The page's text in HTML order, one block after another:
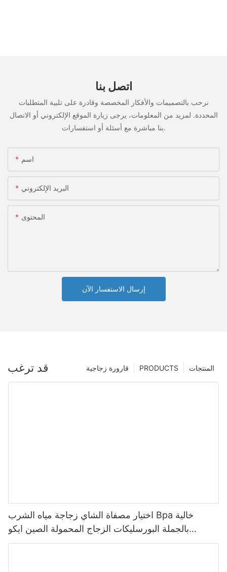
اتصل بنا
نرحب بالتصميمات والأفكار المخصصة وقادرة على تلبية المتطلبات
المحددة. لمزيد من المعلومات، يرجى زيارة الموقع الإلكتروني أو الاتصال
بنا مباشرة مع أسئلة أو استفسارات.
اسم
البريد الإلكتروني
المحتوى
إرسال الاستفسار الآن
قد ترغب المنتجات PRODUCTS قارورة زجاجية
اختيار مصفاة الشاي زجاجة مياه الشرب Bpa خالية
بالجملة البورسليكات الزجاج المحمولة الصين ايكو
سبورتس شعار مخصص الكرتون